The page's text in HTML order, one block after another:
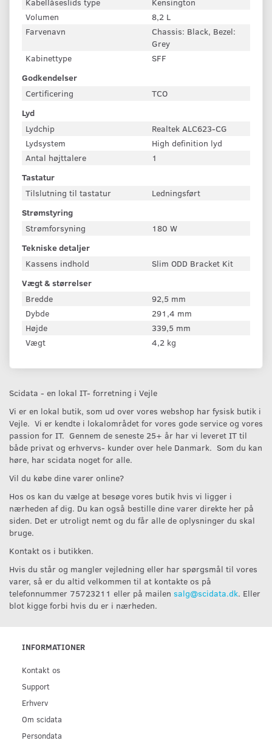
Volumen
8,2 L
Farvenavn
Chassis: Black, Bezel:
Grey
Kabinettype
SFF
Godkendelser
Certificering
TCO
Lyd
Lydchip
Realtek ALC623-CG
Lydsystem
High definition lyd
Antal højttalere
1
Tastatur
Tilslutning til tastatur
Ledningsført
Strømstyring
Strømforsyning
180 W
Tekniske detaljer
Kassens indhold
Slim ODD Bracket Kit
Vægt & størrelser
Bredde
92,5 mm
Dybde
291,4 mm
Højde
339,5 mm
Vægt
4,2 kg
Scidata - en lokal IT- forretning i Vejle
Vi er en lokal butik, som ud over vores webshop har fysisk butik i
Vejle. Vi er kendte i lokalområdet for vores gode service og vores
passion for IT. Gennem de seneste 25+ år har vi leveret IT til
både privat og erhvervs- kunder over hele Danmark. Som du kan
høre, har scidata noget for alle.
Vil du købe dine varer online?
Hos os kan du vælge at besøge vores butik hvis vi ligger i
nærheden af dig. Du kan også bestille dine varer direkte her på
siden. Det er utroligt nemt og du får alle de oplysninger du skal
bruge.
Kontakt os i butikken.
Hvis du står og mangler vejledning eller har spørgsmål til vores
varer, så er du altid velkommen til at kontakte os på
telefonnummer 75723211 eller på mailen salg@scidata.dk. Eller
blot kigge forbi hvis du er i nærheden.
INFORMATIONER
Kontakt os
Support
Erhverv
Om scidata
Persondata